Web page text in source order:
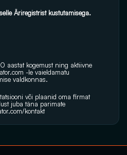
Äriregistrist kustutamisega.
kogemust ning aktiivne
-le vaieldamatu
valdkonnas.
või plaanid oma firmat
juba täna parimate
kontakt